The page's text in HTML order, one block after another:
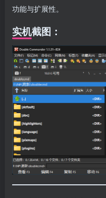
功能与扩展性。
实机截图：